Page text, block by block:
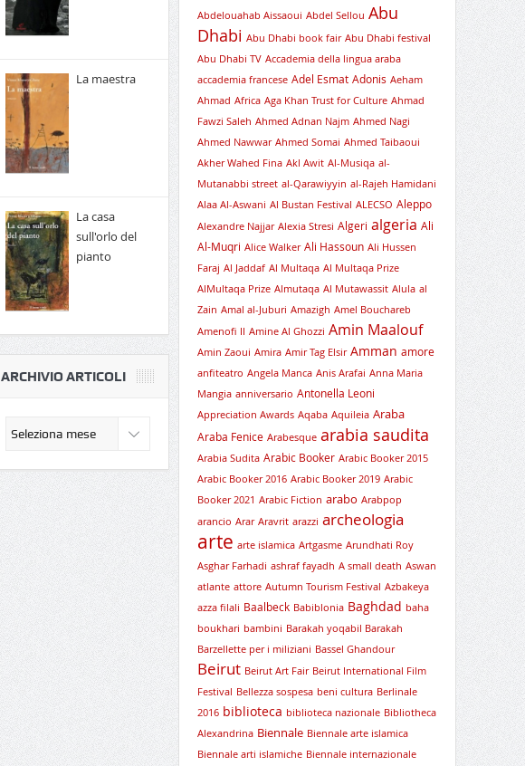
La maestra
La casa
sull'orlo del
pianto
ARCHIVIO ARTICOLI
Abdelouahab Aissaoui Abdel Sellou Abu
Dhabi Abu Dhabi book fair Abu Dhabi festival
Abu Dhabi TV Accademia della lingua araba
accademia francese Adel Esmat Adonis Aeham
Ahmad Africa Aga Khan Trust for Culture Ahmad
Fawzi Saleh Ahmed Adnan Najm Ahmed Nagi
Ahmed Nawwar Ahmed Somai Ahmed Taibaoui
Akher Wahed Fina Akl Awit Al-Musiqa al-
Mutanabbi street al-Qarawiyyin al-Rajeh Hamidani
Alaa Al-Aswani Al Bustan Festival ALECSO Aleppo
Alexandre Najjar Alexia Stresi Algeri algeria Ali
Al-Muqri Alice Walker Ali Hassoun Ali Hussen
Faraj Al Jaddaf Al Multaqa Al Multaqa Prize
AlMultaqa Prize Almutaqa Al Mutawassit Alula al
Zain Amal al-Juburi Amazigh Amel Bouchareb
Amenofi II Amine Al Ghozzi Amin Maalouf
Amin Zaoui Amira Amir Tag Elsir Amman amore
anfiteatro Angela Manca Anis Arafai Anna Maria
Mangia anniversario Antonella Leoni
Appreciation Awards Aqaba Aquileia Araba
Araba Fenice Arabesque arabia saudita
Arabia Sudita Arabic Booker Arabic Booker 2015
Arabic Booker 2016 Arabic Booker 2019 Arabic
Booker 2021 Arabic Fiction arabo Arabpop
arancio Arar Aravrit arazzi archeologia
arte arte islamica Artgasme Arundhati Roy
Asghar Farhadi ashraf fayadh A small death Aswan
atlante attore Autumn Tourism Festival Azbakeya
azza filali Baalbeck Babiblonia Baghdad baha
boukhari bambini Barakah yoqabil Barakah
Barzellette per i miliziani Bassel Ghandour
Beirut Beirut Art Fair Beirut International Film
Festival Bellezza sospesa beni cultura Berlinale
2016 biblioteca biblioteca nazionale Bibliotheca
Alexandrina Biennale Biennale arte islamica
Biennale arti islamiche Biennale internazionale